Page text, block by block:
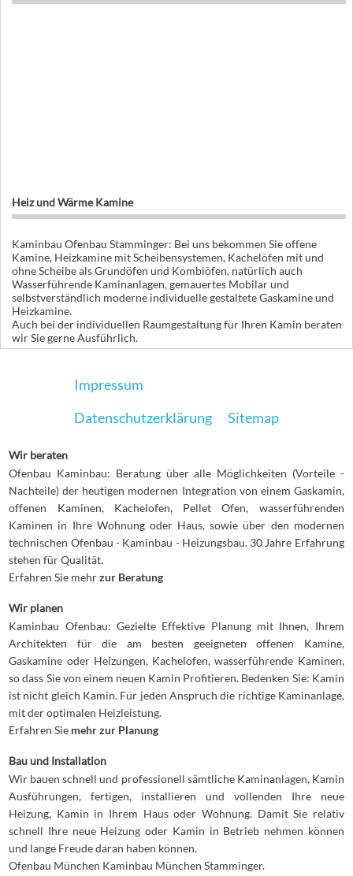
Heiz und Wärme Kamine
Kaminbau Ofenbau Stamminger: Bei uns bekommen Sie offene
Kamine, Heizkamine mit Scheibensystemen, Kachelöfen mit und
ohne Scheibe als Grundöfen und Kombiöfen, natürlich auch
Wasserführende Kaminanlagen, gemauertes Mobilar und
selbstverständlich moderne individuelle gestaltete Gaskamine und
Heizkamine.
Auch bei der individuellen Raumgestaltung für Ihren Kamin beraten
wir Sie gerne Ausführlich.
Impressum
Datenschutzerklärung
Sitemap
Wir beraten
Ofenbau Kaminbau: Beratung über alle Möglichkeiten (Vorteile -
Nachteile) der heutigen modernen Integration von einem Gaskamin,
offenen Kaminen, Kachelofen, Pellet Ofen, wasserführenden
Kaminen in Ihre Wohnung oder Haus, sowie über den modernen
technischen Ofenbau - Kaminbau - Heizungsbau. 30 Jahre Erfahrung
stehen für Qualität.
Erfahren Sie mehrzur Beratung
Wir planen
Kaminbau Ofenbau: Gezielte Effektive Planung mit Ihnen, Ihrem
Architekten für die am besten geeigneten offenen Kamine,
Gaskamine oder Heizungen, Kachelofen, wasserführende Kaminen,
so dass Sie von einem neuen Kamin Profitieren. Bedenken Sie: Kamin
ist nicht gleich Kamin. Für jeden Anspruch die richtige Kaminanlage,
mit der optimalen Heizleistung.
Erfahren Sie mehr zur Planung
Bau und Installation
Wir bauen schnell und professionell sämtliche Kaminanlagen, Kamin
Ausführungen, fertigen, installieren und vollenden Ihre neue
Heizung, Kamin in Ihrem Haus oder Wohnung. Damit Sie relativ
schnell Ihre neue Heizung oder Kamin in Betrieb nehmen können
und lange Freude daran haben können.
Ofenbau München Kaminbau München Stamminger.